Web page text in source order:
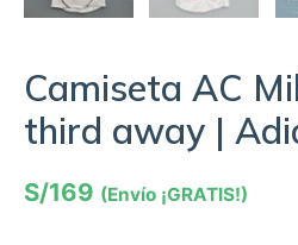
Camiseta AC
third away |
S/169 (Envío ¡GRATIS!)